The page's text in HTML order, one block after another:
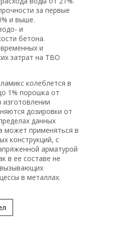
за первые
и выше.
и
бетона.
и
затрат на ТВО
колеблется в
1% порошка от
дозировки от
данных
может применяться в
конструкций, с
арматурой
в ее составе не
в металлах.